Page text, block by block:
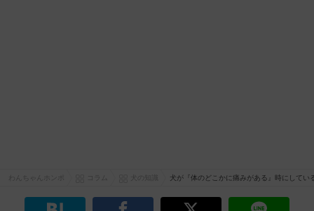
犬が『体のどこかに痛みがある』時にしてい